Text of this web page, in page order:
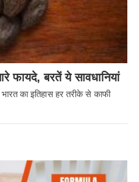
फायदे, बरतें ये सावधानियां
का इतिहास हर तरीके से काफी